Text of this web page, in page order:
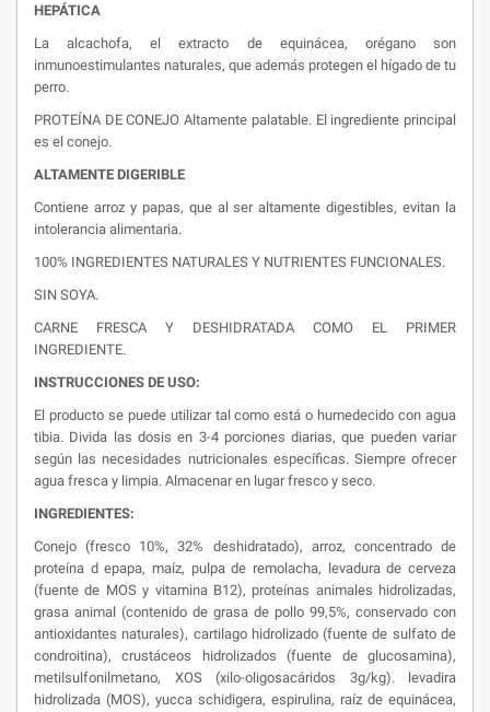
HEPÁTICA
La alcachofa, el extracto de equinácea, orégano son
inmunoestimulantes naturales, que además protegen el hígado de tu
perro.
PROTEÍNA DE CONEJO Altamente palatable. El ingrediente principal
es el conejo.
ALTAMENTE DIGERIBLE
Contiene arroz y papas, que al ser altamente digestibles, evitan la
intolerancia alimentaria.
100% INGREDIENTES NATURALES Y NUTRIENTES FUNCIONALES.
SIN SOYA.
CARNE FRESCA Y DESHIDRATADA COMO EL PRIMER
INGREDIENTE.
INSTRUCCIONES DE USO:
El producto se puede utilizar tal como está o humedecido con agua
tibia. Divida las dosis en 3-4 porciones diarias, que pueden variar
según las necesidades nutricionales específicas. Siempre ofrecer
agua fresca y limpia. Almacenar en lugar fresco y seco.
INGREDIENTES:
Conejo (fresco 10%, 32% deshidratado), arroz, concentrado de
proteína d epapa, maíz, pulpa de remolacha, levadura de cerveza
(fuente de MOS y vitamina B12), proteínas animales hidrolizadas,
grasa animal (contenido de grasa de pollo 99,5%, conservado con
antioxidantes naturales), cartilago hidrolizado (fuente de sulfato de
condroitina), crustáceos hidrolizados (fuente de glucosamina),
metilsulfonilmetano, XOS (xilo-oligosacáridos 3g/kg). levadira
hidrolizada (MOS), yucca schidigera, espirulina, raíz de equinácea,